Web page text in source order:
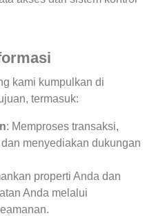
kami kumpulkan di
termasuk:
: Memproses transaksi,
menyediakan dukungan
properti Anda dan
Anda melalui